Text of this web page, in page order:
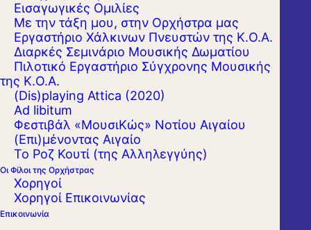
Εισαγωγικές Ομιλίες
Με την τάξη μου, στην Ορχήστρα μας
Εργαστήριo Χάλκινων Πνευστών της Κ.Ο.Α.
Διαρκές Σεμινάριο Μουσικής Δωματίου
Πιλοτικό Εργαστήριο Σύγχρονης Μουσικής
της Κ.Ο.Α.
(Dis)playing Attica (2020)
Ad libitum
Φεστιβάλ «ΜουσιΚώς» Νοτίου Αιγαίου
(Επι)μένοντας Αιγαίο
Το Ροζ Κουτί (της Αλληλεγγύης)
Οι Φίλοι της Ορχήστρας
Χορηγοί
Χορηγοί Επικοινωνίας
Επικοινωνία